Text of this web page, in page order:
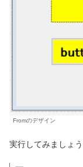
Fromのデザイン
実行してみましょ